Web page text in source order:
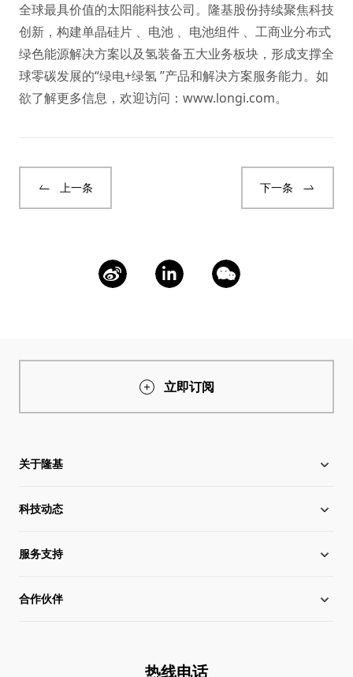
全球最具价值的太阳能科技公司。隆基股份持续聚焦科技
创新，构建单晶硅片 、电池 、电池组件 、工商业分布式
绿色能源解决方案以及氢装备五大业务板块，形成支撑全
球零碳发展的“绿电+绿氢 ”产品和解决方案服务能力。如
欲了解更多信息，欢迎访问： www.longi.com。
上一条 下一条
立即订阅
关于隆基
关于隆基
全球化布局
管理层信息
科技动态
硅片价格
行业动态
服务支持
下载中心
合作伙伴
热线电话